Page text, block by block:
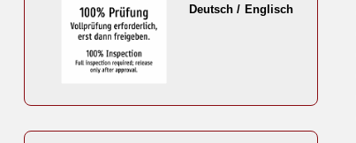
Deutsch / Englisch